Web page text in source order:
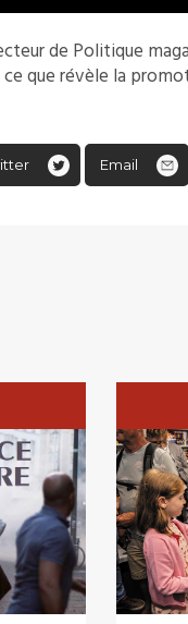
de Politique
que révèle la
Email